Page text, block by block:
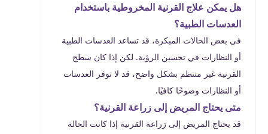
هل يمكن علاج القرنية المخروطية باستخدام
العدسات الطبية؟
في بعض الحالات المبكرة، قد تساعد العدسات الطبية
أو النظارات في تحسين الرؤية. لكن إذا كان سطح
القرنية غير منتظم بشكل واضح، قد لا توفر العدسات
أو النظارات وضوحًا كافيًا.
متى يحتاج المريض إلى زراعة القرنية؟
قد يحتاج المريض إلى زراعة القرنية إذا كانت الحالة